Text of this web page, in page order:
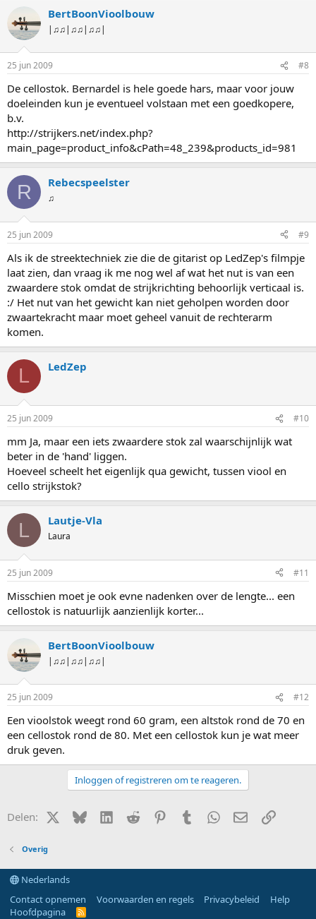
BertBoonVioolbouw
|♫♫|♫♫|♫♫|
25 jun 2009 #8
De cellostok. Bernardel is hele goede hars, maar voor jouw
doeleinden kun je eventueel volstaan met een goedkopere,
b.v.
http://strijkers.net/index.php?
main_page=product_info&cPath=48_239&products_id=981
R Rebecspeelster
♫
25 jun 2009 #9
Als ik de streektechniek zie die de gitarist op LedZep's filmpje
laat zien, dan vraag ik me nog wel af wat het nut is van een
zwaardere stok omdat de strijkrichting behoorlijk verticaal is.
:/ Het nut van het gewicht kan niet geholpen worden door
zwaartekracht maar moet geheel vanuit de rechterarm
komen.
L LedZep
25 jun 2009 #10
mm Ja, maar een iets zwaardere stok zal waarschijnlijk wat
beter in de 'hand' liggen.
Hoeveel scheelt het eigenlijk qua gewicht, tussen viool en
cello strijkstok?
L Lautje-Vla
Laura
25 jun 2009 #11
Misschien moet je ook evne nadenken over de lengte... een
cellostok is natuurlijk aanzienlijk korter...
BertBoonVioolbouw
|♫♫|♫♫|♫♫|
25 jun 2009 #12
Een vioolstok weegt rond 60 gram, een altstok rond de 70 en
een cellostok rond de 80. Met een cellostok kun je wat meer
druk geven.
Inloggen of registreren om te reageren.
Delen: X (Twitter)
BlueskyLinkedIn
Reddit PinterestTumblr WhatsApp
E-mailLink
Overig
Nederlands
Contact opnemen
Voorwaarden en regels Privacybeleid
Help
Hoofdpagina
R